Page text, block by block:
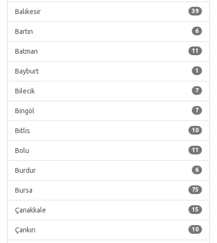
39
Balıkesir
6
Bartın
11
Batman
1
Bayburt
7
Bilecik
7
Bingöl
10
Bitlis
11
Bolu
6
Burdur
75
Bursa
15
Çanakkale
10
Çankırı